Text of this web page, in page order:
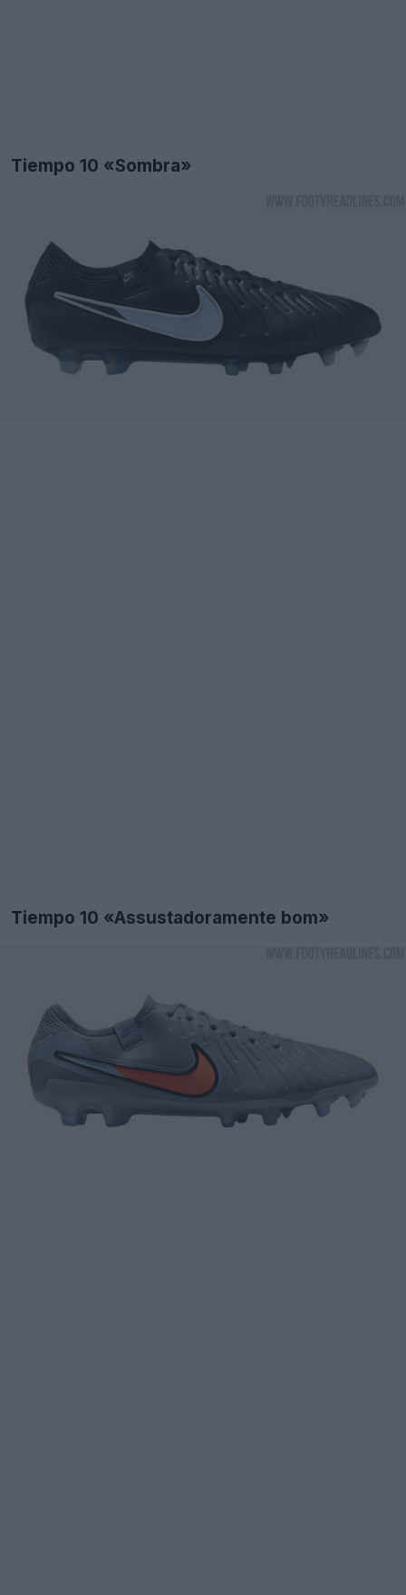
Tiempo 10 «Sombra»
Tiempo 10 «Assustadoramente bom»